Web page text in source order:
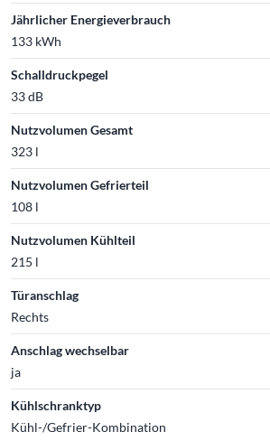
Jährlicher Energieverbrauch
133 kWh
Schalldruckpegel
33 dB
Nutzvolumen Gesamt
323 l
Nutzvolumen Gefrierteil
108 l
Nutzvolumen Kühlteil
215 l
Türanschlag
Rechts
Anschlag wechselbar
ja
Kühlschranktyp
Kühl-/Gefrier-Kombination